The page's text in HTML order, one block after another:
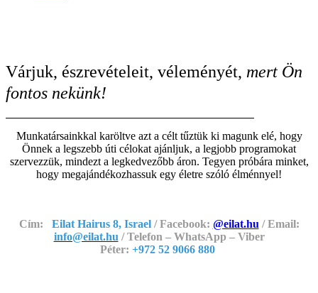
Várjuk, észrevételeit, véleményét, mert Ön
fontos nekünk!
Munkatársainkkal karöltve azt a célt tűztük ki magunk elé, hogy
Önnek a legszebb úti célokat ajánljuk, a legjobb programokat
szervezzük, mindezt a legkedvezőbb áron. Tegyen próbára minket,
hogy megajándékozhassuk egy életre szóló élménnyel!
Cím: Eilat Hairus 8, Israel/ Facebook: @eilat.hu / Email:
info@eilat.hu / Telefon – WhatsApp – Viber
Péter: +972 52 9066 880